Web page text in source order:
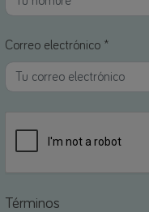
Correo electrónico *
Términos